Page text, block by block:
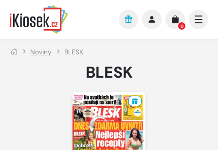
Přejít na hlavní obsah
0
Noviny BLESK
BLESK